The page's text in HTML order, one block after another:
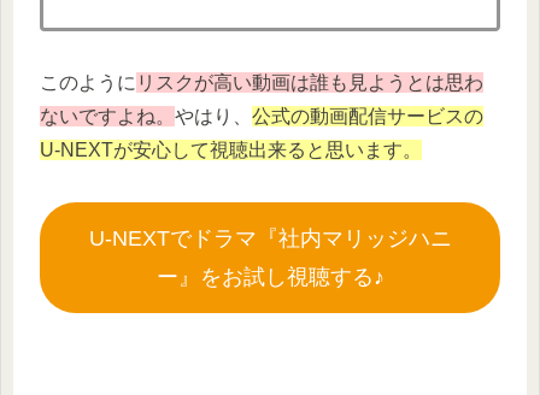
このように リスクが高い動画は誰も見ようとは思わ
ないですよね。 やはり、 公式の動画配信サービスの
U-NEXTが安心して視聴出来ると思います。
U-NEXTでドラマ『社内マリッジハニ
ー』をお試し視聴する♪